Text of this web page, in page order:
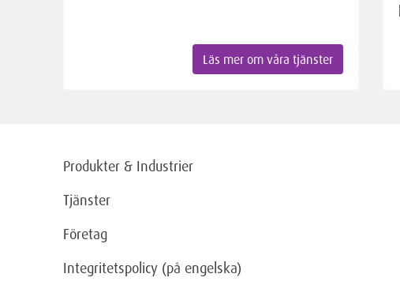
Läs mer om våra tjänster
Produkter & Industrier
Tjänster
Företag
Integritetspolicy (på engelska)